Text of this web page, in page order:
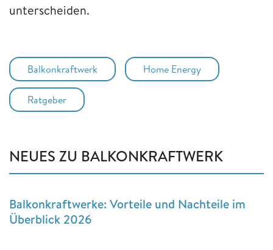
unterscheiden.
Balkonkraftwerk Home Energy
Ratgeber
NEUES ZU BALKONKRAFTWERK
Balkonkraftwerke: Vorteile und Nachteile im
Überblick 2026